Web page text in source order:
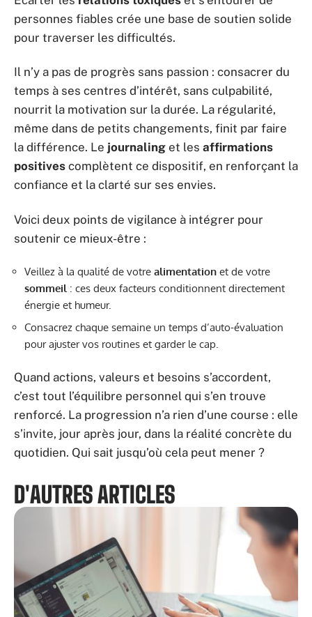
personnes fiables crée une base de soutien solide
pour traverser les difficultés.
Il n’y a pas de progrès sans passion : consacrer du
temps à ses centres d’intérêt, sans culpabilité,
nourrit la motivation sur la durée. La régularité,
même dans de petits changements, finit par faire
la différence. Le journaling et les affirmations
positives complètent ce dispositif, en renforçant la
confiance et la clarté sur ses envies.
Voici deux points de vigilance à intégrer pour
soutenir ce mieux-être :
Veillez à la qualité de votre alimentation et de votre
sommeil: ces deux facteurs conditionnent directement
énergie et humeur.
Consacrez chaque semaine un temps d’auto-évaluation
pour ajuster vos routines et garder le cap.
Quand actions, valeurs et besoins s’accordent,
c’est tout l’équilibre personnel qui s’en trouve
renforcé. La progression n’a rien d’une course : elle
s’invite, jour après jour, dans la réalité concrète du
quotidien. Qui sait jusqu’où cela peut mener ?
D'AUTRES ARTICLES